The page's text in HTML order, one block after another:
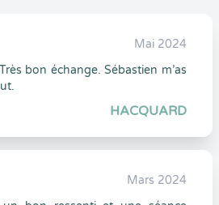
Mai 2024
bon échange. Sébastien m’as
HACQUARD
Mars 2024